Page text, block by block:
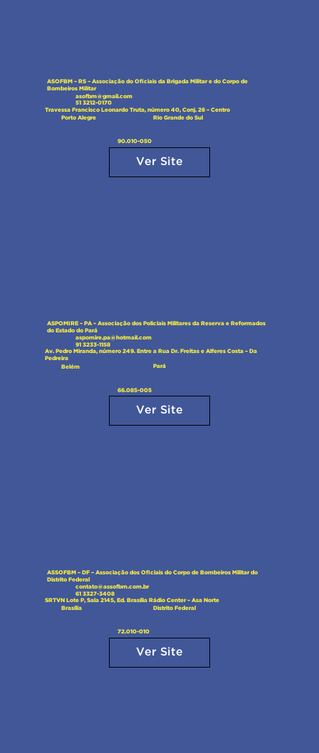
ASOFBM – RS – Associação do Oficiais da Brigada Militar e do Corpo de
Bombeiros Militar
asofbm@gmail.com
51 3212-0170
Travessa Francisco Leonardo Truta, número 40, Conj. 28 – Centro
Porto Alegre
Rio Grande do Sul
90.010-050
Ver Site
ASPOMIRE – PA – Associação dos Policiais Militares da Reserva e Reformados
do Estado do Pará
aspomire.pa@hotmail.com
91 3233-1158
Av. Pedro Miranda, número 249. Entre a Rua Dr. Freitas e Alferes Costa – Da
Pedreira
Belém
Pará
66.085-005
Ver Site
ASSOFBM – DF – Associação dos Oficiais do Corpo de Bombeiros Militar do
Distrito Federal
contato@assofbm.com.br
61 3327-3408
SRTVN Lote P, Sala 2145, Ed. Brasília Rádio Center – Asa Norte
Brasília
Distrito Federal
72.010-010
Ver Site